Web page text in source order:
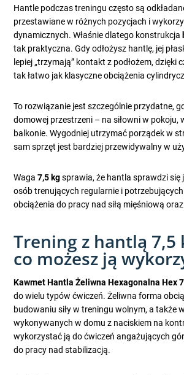
Hantle podczas treningu często są
przestawiane w różnych pozycjach i
dynamicznych. Właśnie dlatego konstrukcja
tak praktyczna. Gdy odłożysz hantlę, jej
lepiej „trzymają” kontakt z podłożem, dzięki
tak łatwo jak klasyczne obciążenia
To rozwiązanie jest szczególnie przydatne,
domowej przestrzeni – na siłowni w pokoju,
balkonie. Wygodniej utrzymać porządek w
sam sprzęt jest bardziej przewidywalny w
Waga7,5 kgsprawia, że hantla sprawdzi się
osób trenujących regularnie i
obciążenia do pracy nad siłą mięśniową
Trening z hantlą 7,5
co możesz ją
Kawmet Hantla Żeliwna Hexagonalna Hex
do wielu typów ćwiczeń. Żeliwna forma
budowaniu siły w treningu wolnym, a także
wykonywanych w domu z naciskiem na
wykorzystać ją do ćwiczeń angażujących
do pracy nad stabilizacją.